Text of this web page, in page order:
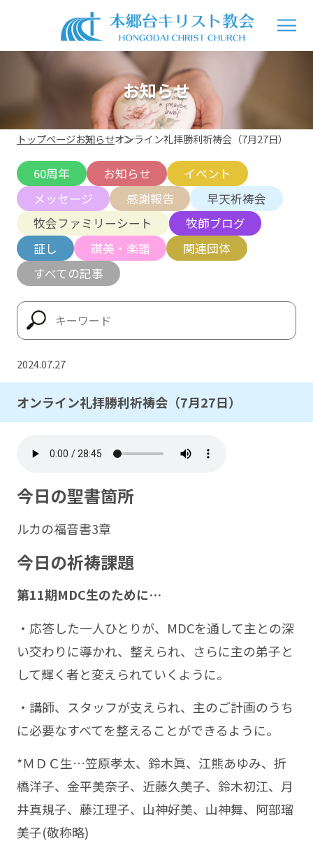
お知らせ
トップページお知らせオンライン礼拝勝利祈祷会（7月27日）
60周年 お知らせ
イベント
メッセージ
感謝報告
早天祈祷会
牧会ファミリーシート
牧師ブログ
証し
讃美・楽譜
関連団体
すべての記事
2024.07.27
オンライン礼拝勝利祈祷会（7月27日）
今日の聖書箇所
ルカの福音書3章
今日の祈祷課題
第11期MDC生のために…
・応答した一人ひとりが、MDCを通して主との深
い交わりに導かれ、整えられ、さらに主の弟子と
して輝く者と変えられていくように。
・講師、スタッフが支えられ、主のご計画のうち
に必要なすべてを整えることができるように。
*ＭＤＣ生…笠原孝太、鈴木眞、江熊あゆみ、折
橋洋子、金平美奈子、近藤久美子、鈴木初江、月
井真規子、藤江理子、山神好美、山神舞、阿部瑠
美子(敬称略)